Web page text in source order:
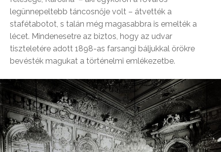
legünnepeltebb táncosnője volt – átvették a
stafétabotot, s talán még magasabbra is emelték a
lécet. Mindenesetre az biztos, hogy az udvar
tiszteletére adott 1898-as farsangi báljukkal örökre
bevésték magukat a történelmi emlékezetbe.